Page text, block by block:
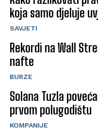
koja samo djeluje
SAVJETI
Rekordi na Wall
nafte
BURZE
Solana Tuzla
prvom polugodištu
KOMPANIJE